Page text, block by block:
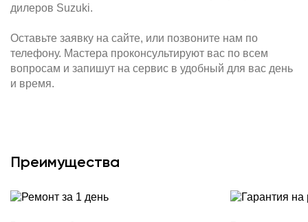
дилеров Suzuki.
Оставьте заявку на сайте, или позвоните нам по
телефону. Мастера проконсультируют вас по всем
вопросам и запишут на сервис в удобный для вас день
и время.
Преимущества